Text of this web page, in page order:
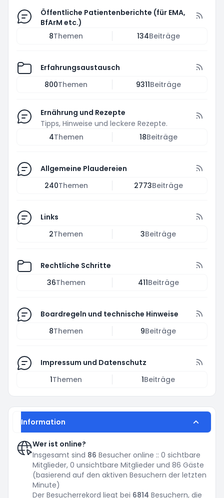
Öffentliche Patientenberichte (für EMA,
BfArM etc.)
8Themen 134Beiträge
Erfahrungsaustausch
800Themen 9311Beiträge
Ernährung und Rezepte
Tipps, Hinweise und leckere Rezepte.
4Themen 18Beiträge
Allgemeine Plaudereien
240Themen 2773Beiträge
Links
2Themen 3Beiträge
Rechtliche Schritte
36Themen 411Beiträge
Boardregeln und technische Hinweise
8Themen 9Beiträge
Impressum und Datenschutz
1Themen 1Beiträge
Information
Wer ist online?
Insgesamt sind 86 Besucher online :: 0 sichtbare
Mitglieder, 0 unsichtbare Mitglieder und 86 Gäste
(basierend auf den aktiven Besuchern der letzten
Minute)
Der Besucherrekord liegt bei 6814 Besuchern, die